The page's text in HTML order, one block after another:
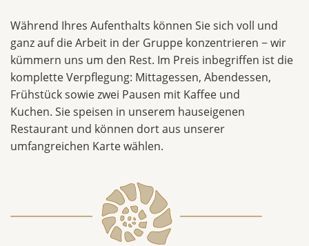
Während Ihres Aufenthalts können Sie sich voll und
ganz auf die Arbeit in der Gruppe konzentrieren − wir
kümmern uns um den Rest. Im Preis inbegriffen ist die
komplette Verpflegung: Mittagessen, Abendessen,
Frühstück sowie zwei Pausen mit Kaffee und
Kuchen. Sie speisen in unserem hauseigenen
Restaurant und können dort aus unserer
umfangreichen Karte wählen.